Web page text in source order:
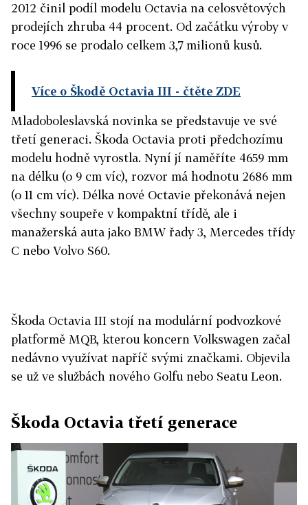
2012 činil podíl modelu Octavia na celosvětových
prodejích zhruba 44 procent. Od začátku výroby v
roce 1996 se prodalo celkem 3,7 milionů kusů.
Více o Škodě Octavia III - čtěte ZDE
Mladoboleslavská novinka se představuje ve své
třetí generaci. Škoda Octavia proti předchozímu
modelu hodně vyrostla. Nyní jí naměříte 4659 mm
na délku (o 9 cm víc), rozvor má hodnotu 2686 mm
(o 11 cm víc). Délka nové Octavie překonává nejen
všechny soupeře v kompaktní třídě, ale i
manažerská auta jako BMW řady 3, Mercedes třídy
C nebo Volvo S60.
Škoda Octavia III stojí na modulární podvozkové
platformě MQB, kterou koncern Volkswagen začal
nedávno využívat napříč svými značkami. Objevila
se už ve službách nového Golfu nebo Seatu Leon.
Škoda Octavia třetí generace